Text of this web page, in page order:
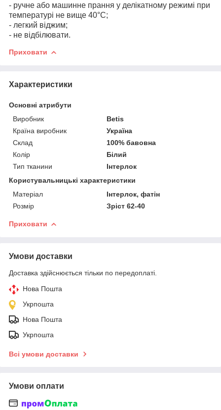
- ручне або машинне прання у делікатному режимі при
температурі не вище 40°С;
- легкий віджим;
- не відбілювати.
Приховати
Характеристики
Основні атрибути
Виробник
Betis
Країна виробник
Україна
Склад
100% бавовна
Колір
Білий
Тип тканини
Інтерлок
Користувальницькі характеристики
Матеріал
Інтерлок, фатін
Розмір
Зріст 62-40
Приховати
Умови доставки
Доставка здійснюється тільки по передоплаті.
Нова Пошта
Укрпошта
Нова Пошта
Укрпошта
Всі умови доставки
Умови оплати